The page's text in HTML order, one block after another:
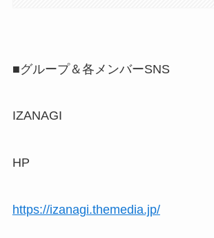
■グループ＆各メンバーSNS
IZANAGI
HP
https://izanagi.themedia.jp/